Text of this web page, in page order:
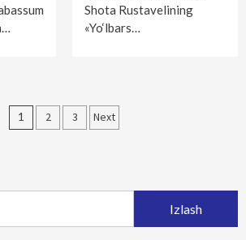
Shota Rustavelining
«Yo‘lbars…
Maqolalar
1 2 3 Next